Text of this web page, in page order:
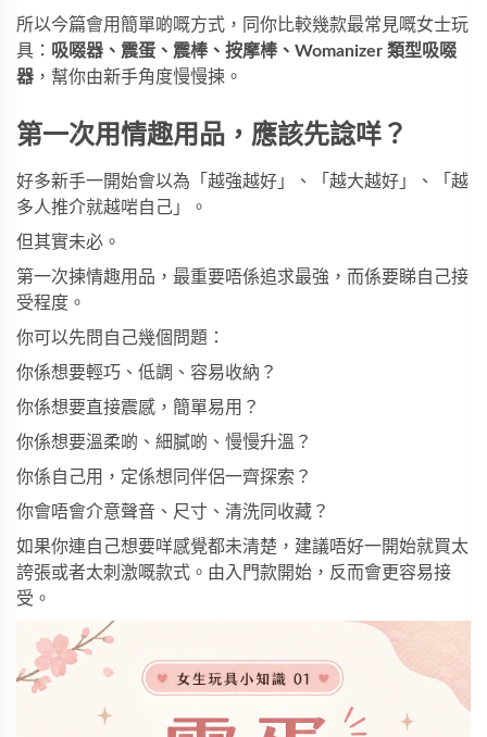
所以今篇會用簡單啲嘅方式，同你比較幾款最常見嘅女士玩
具： 吸啜器、震蛋、震棒、按摩棒、Womanizer 類型吸啜
器 ，幫你由新手角度慢慢揀。
第一次用情趣用品，應該先諗咩？
好多新手一開始會以為「越強越好」、「越大越好」、「越
多人推介就越啱自己」。
但其實未必。
第一次揀情趣用品，最重要唔係追求最強，而係要睇自己接
受程度。
你可以先問自己幾個問題：
你係想要輕巧、低調、容易收納？
你係想要直接震感，簡單易用？
你係想要溫柔啲、細膩啲、慢慢升溫？
你係自己用，定係想同伴侶一齊探索？
你會唔會介意聲音、尺寸、清洗同收藏？
如果你連自己想要咩感覺都未清楚，建議唔好一開始就買太
誇張或者太刺激嘅款式。由入門款開始，反而會更容易接
受。